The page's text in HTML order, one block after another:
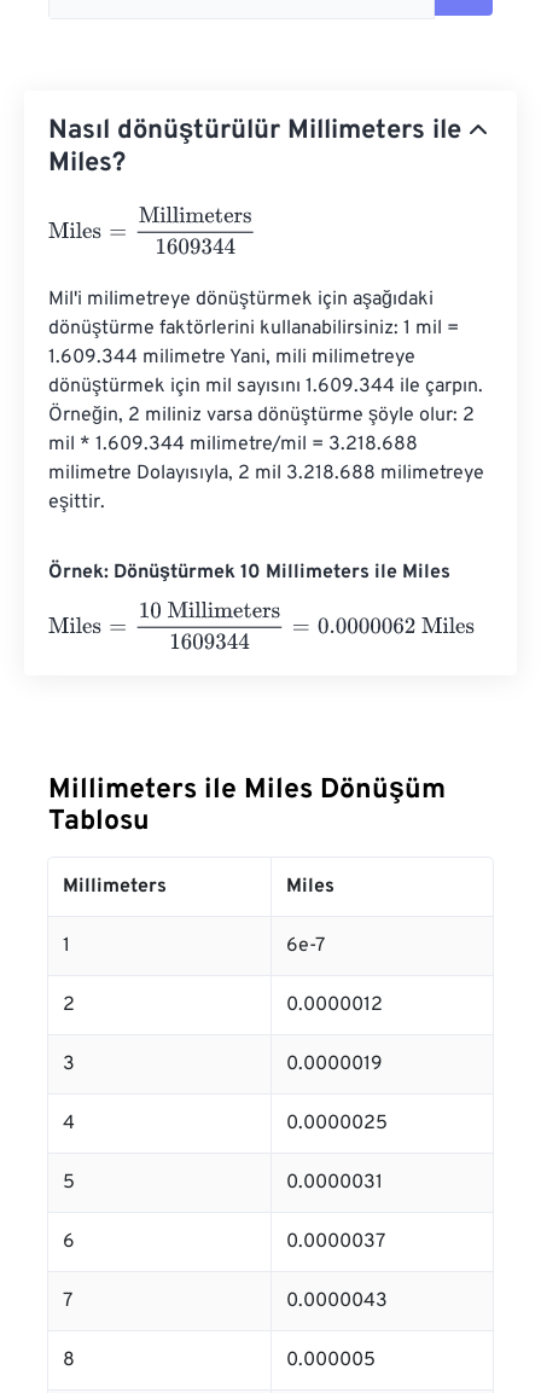
Nasıl dönüştürülür Millimeters ile
Miles?
Miles Millimeters1609344
Mil'i milimetreye dönüştürmek için aşağıdaki
dönüştürme faktörlerini kullanabilirsiniz: 1 mil =
1.609.344 milimetre Yani, mili milimetreye
dönüştürmek için mil sayısını 1.609.344 ile çarpın.
Örneğin, 2 miliniz varsa dönüştürme şöyle olur: 2
mil * 1.609.344 milimetre/mil = 3.218.688
milimetre Dolayısıyla, 2 mil 3.218.688 milimetreye
eşittir.
Örnek: Dönüştürmek 10 Millimeters ile Miles
Miles
10 Millimeters1609344 0.0000062 Miles
Millimeters ile Miles Dönüşüm
Tablosu
Millimeters Miles
1 6e-7
2 0.0000012
3 0.0000019
4 0.0000025
5 0.0000031
6 0.0000037
7 0.0000043
8 0.000005